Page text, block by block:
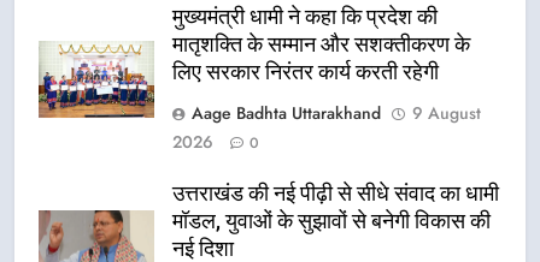
मुख्यमंत्री धामी ने कहा कि प्रदेश की
मातृशक्ति के सम्मान और सशक्तीकरण के
लिए सरकार निरंतर कार्य करती रहेगी
Aage Badhta Uttarakhand
9 August
2026
0
उत्तराखंड की नई पीढ़ी से सीधे संवाद का धामी
मॉडल, युवाओं के सुझावों से बनेगी विकास की
नई दिशा